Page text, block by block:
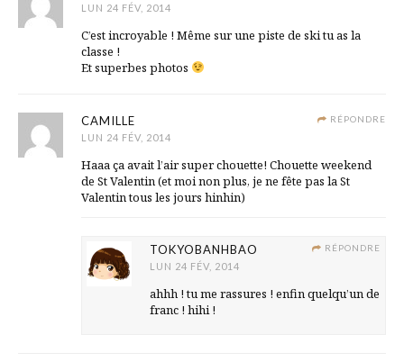
LUN 24 FÉV, 2014
C’est incroyable ! Même sur une piste de ski tu as la
classe !
Et superbes photos
RÉPONDRE
CAMILLE
LUN 24 FÉV, 2014
Haaa ça avait l’air super chouette! Chouette weekend
de St Valentin (et moi non plus, je ne fête pas la St
Valentin tous les jours hinhin)
RÉPONDRE
TOKYOBANHBAO
LUN 24 FÉV, 2014
ahhh ! tu me rassures ! enfin quelqu’un de
franc ! hihi !